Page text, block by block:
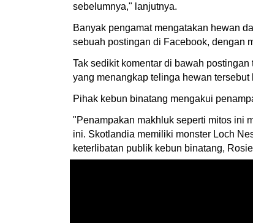
sebelumnya," lanjutnya.
Banyak pengamat mengatakan hewan
sebuah postingan di Facebook, dengan
Tak sedikit komentar di bawah
yang menangkap telinga hewan
Pihak kebun binatang mengakui
"Penampakan makhluk seperti mitos ini
ini. Skotlandia memiliki monster Loch
keterlibatan publik kebun binatang,